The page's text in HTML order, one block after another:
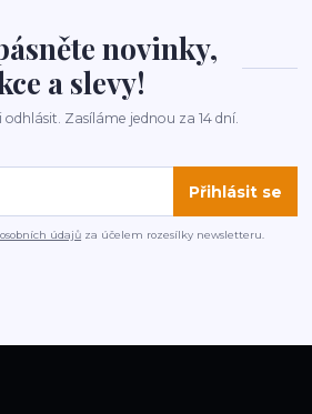
novinky,
a slevy!
odhlásit. Zasíláme jednou za 14 dní.
Přihlásit se
údajů za účelem rozesílky newsletteru.